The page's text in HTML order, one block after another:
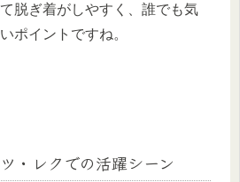
脱ぎ着がしやすく、誰でも気
ポイントですね。
・レクでの活躍シーン